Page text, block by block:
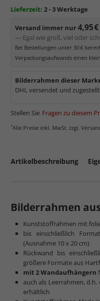
Lieferzeit: 2 - 3 Werktage
Versand immer nur4,95 €
— Egal wie groß, viel oder
Bei Bestellungen unter 30 €
Verpackungsaufwands einen
Bilderrahmen dieser
DHL versendet und
Stellen Sie Fragen zu diesem
*Alle Preise inkl. MwSt. zzgl.
Artikelbeschreibung
Bilderrahmen
Kunststoffrahmen mit
bis einschließlich
(Ausnahme 10 x 20 cm)
Rückwand bis
größere Formate aus
mit 2 Wandaufhängern
auch als Leerrahmen,
erhältlich